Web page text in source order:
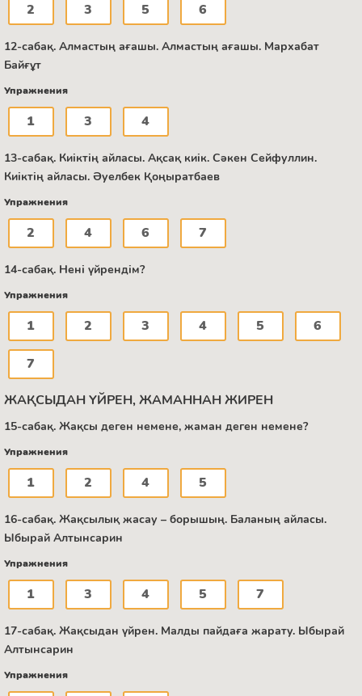
2 3 5 6
12-сабақ. Алмастың ағашы. Алмастың ағашы. Мархабат
Байғұт
Упражнения
1 3 4
13-сабақ. Киіктің айласы. Ақсақ киік. Сәкен Сейфуллин.
Киіктің айласы. Әуелбек Қоңыратбаев
Упражнения
2 4 6 7
14-сабақ. Нені үйрендім?
Упражнения
1 2 3 4 5 6
7
ЖАҚСЫДАН ҮЙРЕН, ЖАМАННАН ЖИРЕН
15-сабақ. Жақсы деген немене, жаман деген немене?
Упражнения
1 2 4 5
16-сабақ. Жақсылық жасау – борышың. Баланың айласы.
Ыбырай Алтынсарин
Упражнения
1 3 4 5 7
17-сабақ. Жақсыдан үйрен. Малды пайдаға жарату. Ыбырай
Алтынсарин
Упражнения